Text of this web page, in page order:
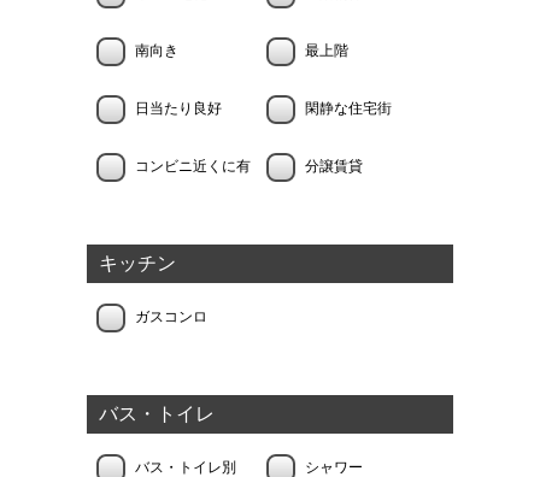
南向き 最上階
日当たり良好 閑静な住宅街
コンビニ近くに有 分譲賃貸
キッチン
ガスコンロ
バス・トイレ
バス・トイレ別 シャワー